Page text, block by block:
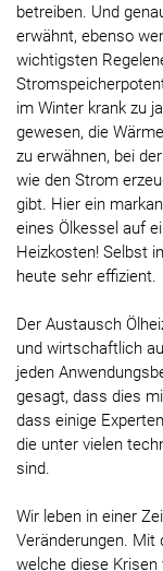
betreiben. Und
erwähnt, ebenso
wichtigsten
im Winter krank zu
gewesen, die
zu erwähnen, bei
wie den Strom
gibt. Hier ein
eines Ölkessel auf
Heizkosten! Selbst
heute sehr effizient.
Der Austausch
und wirtschaftlich
jeden
gesagt, dass dies
dass einige
die unter vielen
sind.
Wir leben in einer
Veränderungen. Mit
welche diese Krisen